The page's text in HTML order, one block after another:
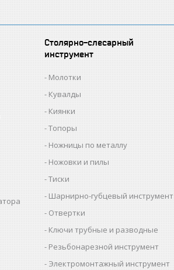
Столярно-слесарный
инструмент
Молотки
Кувалды
Киянки
Топоры
Ножницы по металлу
Ножовки и пилы
Тиски
Шарнирно-губцевый инструмент
Отвертки
Ключи трубные и разводные
Резьбонарезной инструмент
Электромонтажный инструмент